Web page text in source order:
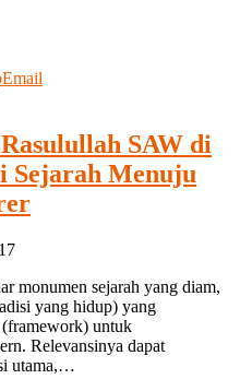
Email
SAW di
Sejarah Menuju
monumen sejarah yang diam,
yang hidup) yang
untuk
Relevansinya dapat
utama,…